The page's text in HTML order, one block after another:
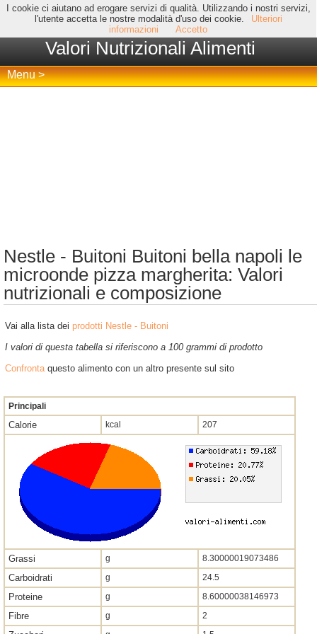
I cookie ci aiutano ad erogare servizi di qualità. Utilizzando i nostri servizi,
l'utente accetta le nostre modalità d'uso dei cookie.
Ulteriori
informazioni
Accetto
Valori Nutrizionali Alimenti
Menu >
Nestle - Buitoni Buitoni bella napoli le
microonde pizza margherita: Valori
nutrizionali e composizione
Vai alla lista dei prodotti Nestle - Buitoni
I valori di questa tabella si riferiscono a 100 grammi di prodotto
Confrontaquesto alimento con un altro presente sul sito
Principali
Calorie kcal 207
Grassi g 8.30000019073486
Carboidrati g 24.5
Proteine g 8.60000038146973
Fibre g 2